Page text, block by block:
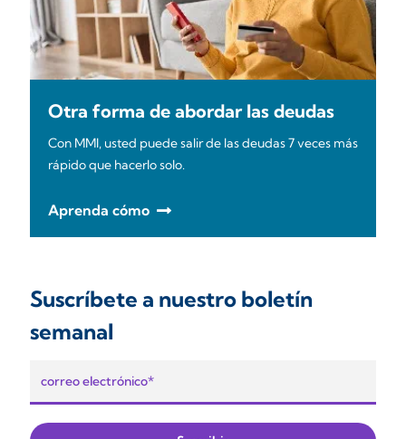
Otra forma de abordar las deudas
Con MMI, usted puede salir de las deudas 7 veces más
rápido que hacerlo solo.
Aprenda cómo
Suscríbete a nuestro boletín
semanal